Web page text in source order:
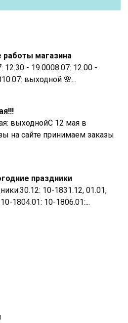
магазина
12.30 - 19.0008.07: 12.00 -
выходной 🌸...
выходнойС 12 мая в
на сайте принимаем заказы
праздники
10-1831.12, 01.01,
1804.01: 10-1806.01:...